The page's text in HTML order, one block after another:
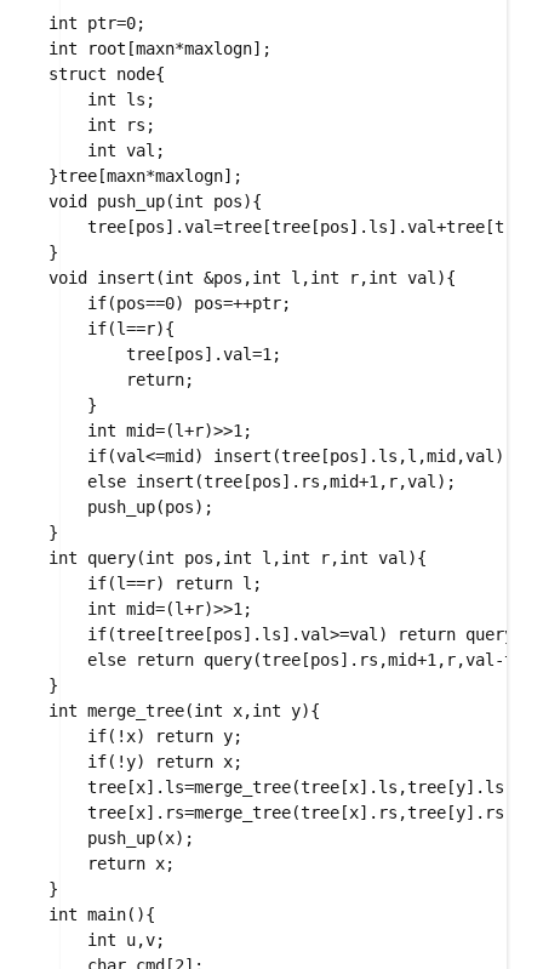
int ptr=0;
int root[maxn*maxlogn];
struct node{
    int ls;
    int rs;
    int val;
}tree[maxn*maxlogn];
void push_up(int pos){
}
void insert(int &pos,int l,int r,int val){
    if(pos==0) pos=++ptr;
    if(l==r){
        tree[pos].val=1;
        return;
    }
    int mid=(l+r)>>1;
    if(val<=mid) insert(tree[pos].ls,l,mid,val);
    else insert(tree[pos].rs,mid+1,r,val);
    push_up(pos);
}
int query(int pos,int l,int r,int val){
    if(l==r) return l;
    int mid=(l+r)>>1;
if(tree[tree[pos].ls].val>=val) return
else return query(tree[pos].rs,mid+1,r,val-
}
int merge_tree(int x,int y){
    if(!x) return y;
    if(!y) return x;
    tree[x].ls=merge_tree(tree[x].ls,tree[y].ls);
    tree[x].rs=merge_tree(tree[x].rs,tree[y].rs);
    push_up(x);
    return x;
}
int main(){
    int u,v;